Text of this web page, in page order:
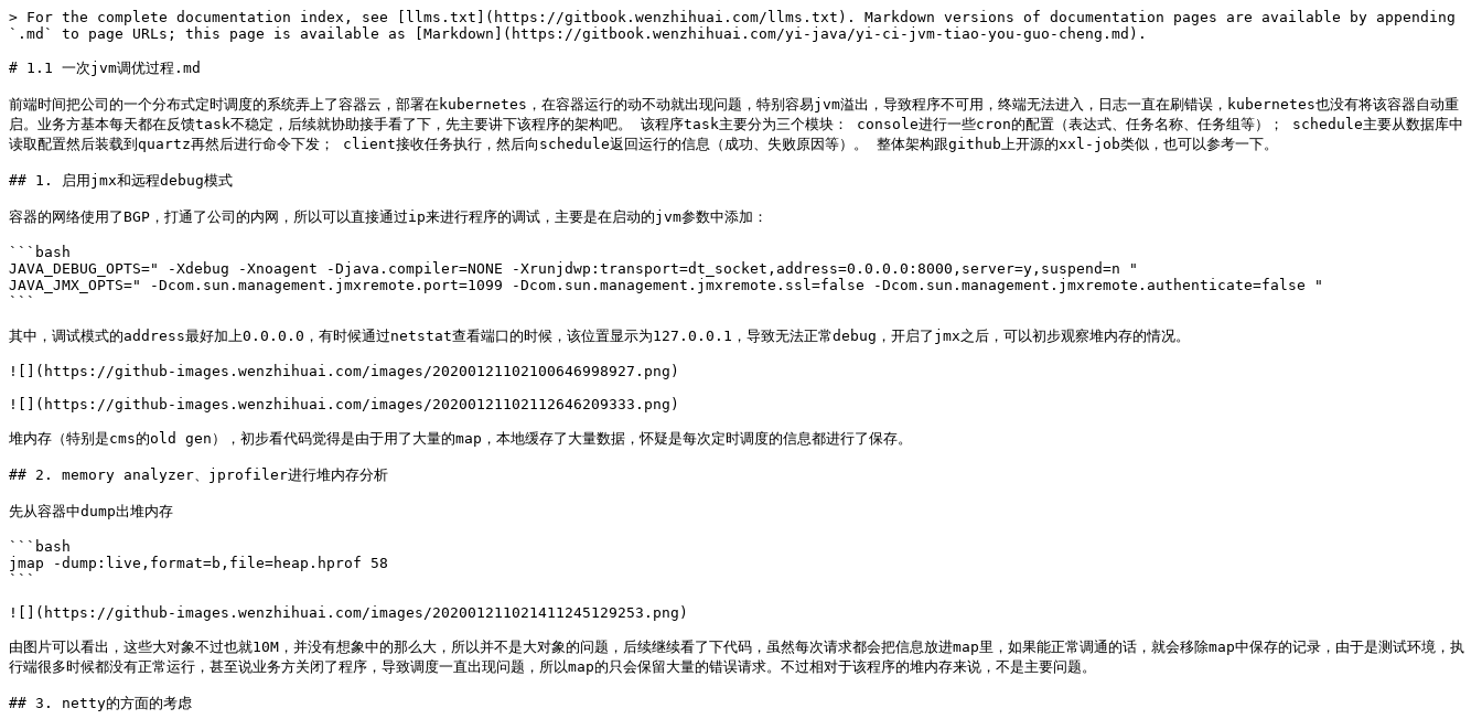
> For the complete documentation index, see [llms.txt](https://gitbook.wenzhihuai.com/llms.txt). Markdown versions of documentation pages are available by appending
`.md` to page URLs; this page is available as [Markdown](https://gitbook.wenzhihuai.com/yi-java/yi-ci-jvm-tiao-you-guo-cheng.md).
# 1.1 一次jvm调优过程.md
前端时间把公司的一个分布式定时调度的系统弄上了容器云，部署在kubernetes，在容器运行的动不动就出现问题，特别容易jvm溢出，导致程序不可用，终端无法进入，日志一直在刷错误，kubernetes也没有将该容器自动重
启。业务方基本每天都在反馈task不稳定，后续就协助接手看了下，先主要讲下该程序的架构吧。 该程序task主要分为三个模块： console进行一些cron的配置（表达式、任务名称、任务组等）； schedule主要从数据库中
读取配置然后装载到quartz再然后进行命令下发； client接收任务执行，然后向schedule返回运行的信息（成功、失败原因等）。 整体架构跟github上开源的xxl-job类似，也可以参考一下。
## 1. 启用jmx和远程debug模式
容器的网络使用了BGP，打通了公司的内网，所以可以直接通过ip来进行程序的调试，主要是在启动的jvm参数中添加：
```bash
JAVA_DEBUG_OPTS=" -Xdebug -Xnoagent -Djava.compiler=NONE -Xrunjdwp:transport=dt_socket,address=0.0.0.0:8000,server=y,suspend=n "
JAVA_JMX_OPTS=" -Dcom.sun.management.jmxremote.port=1099 -Dcom.sun.management.jmxremote.ssl=false -Dcom.sun.management.jmxremote.authenticate=false "
```
其中，调试模式的address最好加上0.0.0.0，有时候通过netstat查看端口的时候，该位置显示为127.0.0.1，导致无法正常debug，开启了jmx之后，可以初步观察堆内存的情况。
![](https://github-images.wenzhihuai.com/images/20200121102100646998927.png)
![](https://github-images.wenzhihuai.com/images/20200121102112646209333.png)
堆内存（特别是cms的old gen），初步看代码觉得是由于用了大量的map，本地缓存了大量数据，怀疑是每次定时调度的信息都进行了保存。
## 2. memory analyzer、jprofiler进行堆内存分析
先从容器中dump出堆内存
```bash
jmap -dump:live,format=b,file=heap.hprof 58
```
![](https://github-images.wenzhihuai.com/images/202001211021411245129253.png)
由图片可以看出，这些大对象不过也就10M，并没有想象中的那么大，所以并不是大对象的问题，后续继续看了下代码，虽然每次请求都会把信息放进map里，如果能正常调通的话，就会移除map中保存的记录，由于是测试环境，执
行端很多时候都没有正常运行，甚至说业务方关闭了程序，导致调度一直出现问题，所以map的只会保留大量的错误请求。不过相对于该程序的堆内存来说，不是主要问题。
## 3. netty的方面的考虑